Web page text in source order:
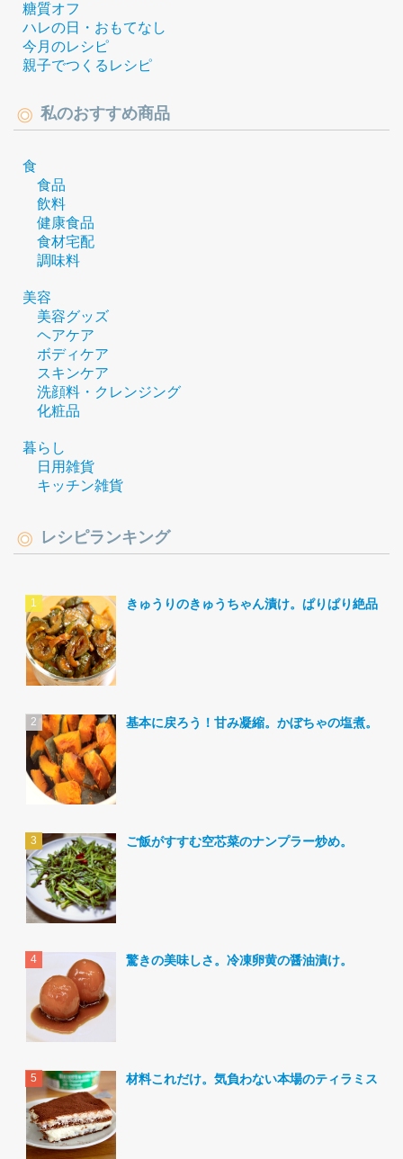
糖質オフ
ハレの日・おもてなし
今月のレシピ
親子でつくるレシピ
私のおすすめ商品
食
食品
飲料
健康食品
食材宅配
調味料
美容
美容グッズ
ヘアケア
ボディケア
スキンケア
洗顔料・クレンジング
化粧品
暮らし
日用雑貨
キッチン雑貨
レシピランキング
きゅうりのきゅうちゃん漬け。ぱりぱり絶品。
基本に戻ろう！甘み凝縮。かぼちゃの塩煮。
ご飯がすすむ空芯菜のナンプラー炒め。
驚きの美味しさ。冷凍卵黄の醤油漬け。
材料これだけ。気負わない本場のティラミス。